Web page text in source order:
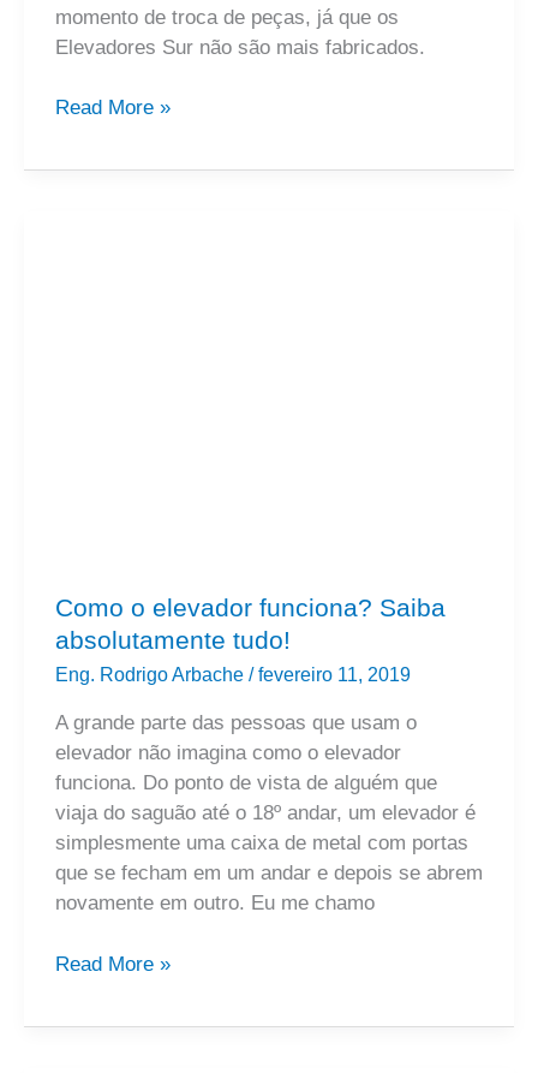
momento de troca de peças, já que os
Elevadores Sur não são mais fabricados.
Read More »
Como o elevador funciona? Saiba
absolutamente tudo!
Eng. Rodrigo Arbache /fevereiro 11, 2019
A grande parte das pessoas que usam o
elevador não imagina como o elevador
funciona. Do ponto de vista de alguém que
viaja do saguão até o 18º andar, um elevador é
simplesmente uma caixa de metal com portas
que se fecham em um andar e depois se abrem
novamente em outro. Eu me chamo
Read More »